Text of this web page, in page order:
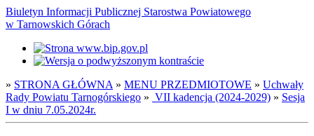
Biuletyn Informacji Publicznej Starostwa Powiatowego
w Tarnowskich Górach
» STRONA GŁÓWNA » MENU PRZEDMIOTOWE » Uchwały
Rady Powiatu Tarnogórskiego » VII kadencja (2024-2029) » Sesja
I w dniu 7.05.2024r.